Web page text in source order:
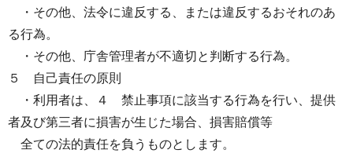
・その他、法令に違反する、または違反するおそれのあ
る行為。
・その他、庁舎管理者が不適切と判断する行為。
５ 自己責任の原則
・利用者は、４ 禁止事項に該当する行為を行い、提供
者及び第三者に損害が生じた場合、損害賠償等
全ての法的責任を負うものとします。